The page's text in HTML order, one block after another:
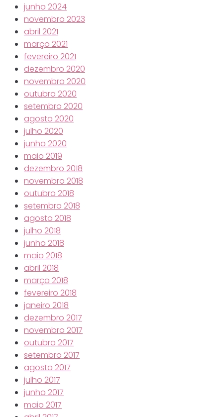
junho 2024
novembro 2023
abril 2021
março 2021
fevereiro 2021
dezembro 2020
novembro 2020
outubro 2020
setembro 2020
agosto 2020
julho 2020
junho 2020
maio 2019
dezembro 2018
novembro 2018
outubro 2018
setembro 2018
agosto 2018
julho 2018
junho 2018
maio 2018
abril 2018
março 2018
fevereiro 2018
janeiro 2018
dezembro 2017
novembro 2017
outubro 2017
setembro 2017
agosto 2017
julho 2017
junho 2017
maio 2017